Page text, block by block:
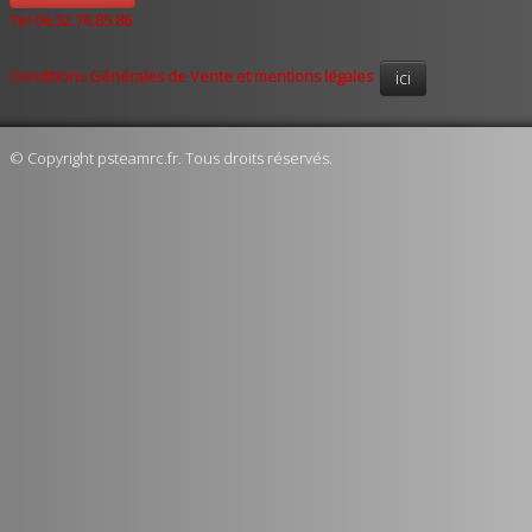
Tel 06.52.76.85.86
Conditions Générales de Vente et mentions légales ici
© Copyright psteamrc.fr. Tous droits réservés.